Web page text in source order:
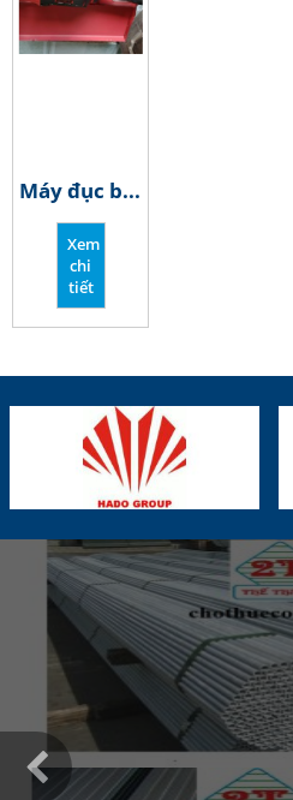
Máy đục bê tông
Xem
chi
tiết